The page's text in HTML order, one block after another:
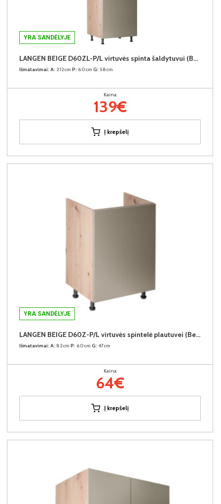
YRA SANDĖLYJE
LANGEN BEIGE D60ZL-P/L virtuvės spinta šaldytuvui (Beige/Dab Artisan)
Išmatavimai: A: 212cm P: 60cm G: 58cm
Kaina:
139€
Į krepšelį
YRA SANDĖLYJE
LANGEN BEIGE D60Z-P/L virtuvės spintelė plautuvei (Beige/Dab Artisan)
Išmatavimai: A: 82cm P: 60cm G: 47cm
Kaina:
64€
Į krepšelį